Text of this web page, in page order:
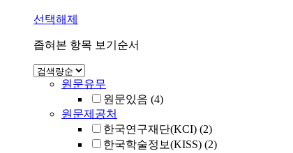
선택해제
좁혀본 항목 보기순서
원문유무
원문있음 (4)
원문제공처
한국연구재단(KCI) (2)
한국학술정보(KISS) (2)